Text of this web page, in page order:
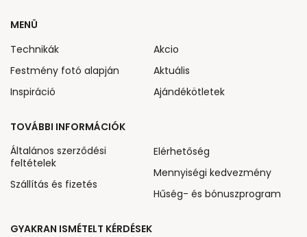
MENÜ
Technikák
Festmény fotó alapján
Inspiráció
Akcio
Aktuális
Ajándékötletek
TOVÁBBI INFORMÁCIÓK
Általános szerződési
feltételek
Szállítás és fizetés
Elérhetőség
Mennyiségi kedvezmény
Hűség- és bónuszprogram
GYAKRAN ISMÉTELT KÉRDÉSEK